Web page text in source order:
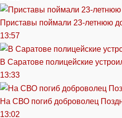
Приставы поймали 23-летнюю
13:57
В Саратове полицейские
13:33
На СВО погиб доброволец
13:02